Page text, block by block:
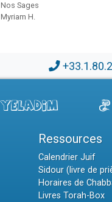
Nos Sages
Myriam H.
Ressources
Calendrier Juif
Sidour (livre de
Horaires de
Livres Torah-Box